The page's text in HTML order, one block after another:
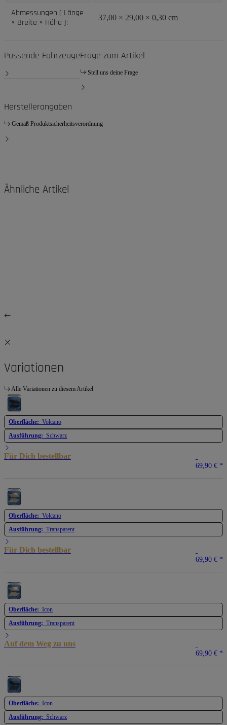
Abmessungen ( Länge
× Breite × Höhe ):
37,00 × 29,00 × 0,30 cm
Passende FahrzeugeFrage zum Artikel
Stell uns deine Frage
Herstellerangaben
Gemäß Produktsicherheitsverordnung
Ähnliche Artikel
Variationen
Alle Variationen zu diesem Artikel
Oberfläche: Volcano
Ausführung: Schwarz
Für Dich bestellbar
69,90 € *
Oberfläche: Volcano
Ausführung: Transparent
Für Dich bestellbar
69,90 € *
Oberfläche: Icon
Ausführung: Transparent
Auf dem Weg zu uns
69,90 € *
Oberfläche: Icon
Ausführung: Schwarz